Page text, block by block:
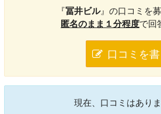
『冨井ビル』の口コミを募
匿名のまま１分程度で回
口コミを書
現在、口コミはありま